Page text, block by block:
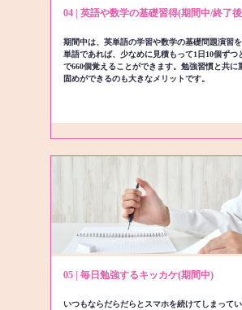
04 | 英語や数学の基礎習得(期間中/終了
期間中は、英単語の学習や数学の基礎問題演習
単語であれば、少なめに見積もって1日10個ずつ
で660個覚えることができます。勉強習慣と共に
固めができるのも大きなメリットです。
05 | 毎日勉強するキッカケ(期間中)
いつもならだらだらとスマホを続けてしまって